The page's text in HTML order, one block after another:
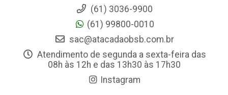
(61) 3036-9900
(61) 99800-0010
sac@atacadaobsb.com.br
Atendimento de segunda a sexta-feira das
08h às 12h e das 13h30 às 17h30
Instagram